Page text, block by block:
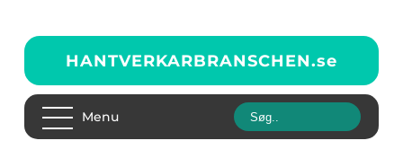
HANTVERKARBRANSCHEN.se
Menu